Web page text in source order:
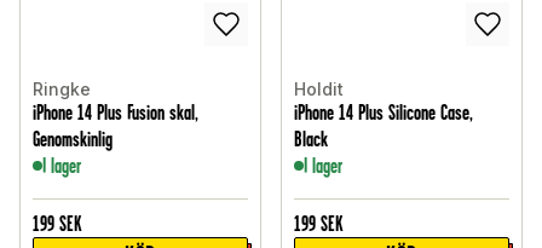
Ringke
iPhone 14 Plus Fusion skal,
Genomskinlig
I lager
199 SEK
Holdit
iPhone 14 Plus Silicone Case,
Black
I lager
199 SEK